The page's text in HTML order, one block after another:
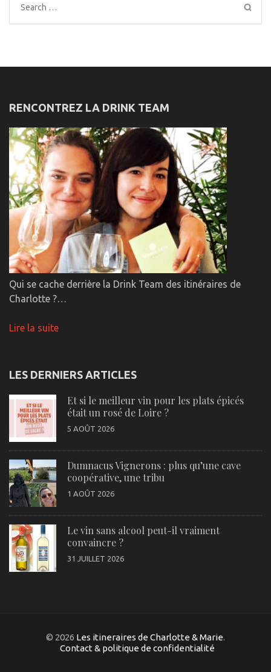
Search
for:
RENCONTREZ LA DRINK TEAM
Qui se cache derrière la Drink Team des itinéraires de
Charlotte ?…
Lire la suite
LES DERNIERS ARTICLES
Et si le meilleur vin pour les plats épicés
était un rosé de Loire ?
5 AOÛT 2026
Dumnacus Vignerons : plus qu’une cave
coopérative, une tribu
1 AOÛT 2026
Le vin sans alcool peut-il vraiment
convaincre ?
31 JUILLET 2026
© 2026 Les itineraires de Charlotte & Marie.
Contact & politique de confidentialité